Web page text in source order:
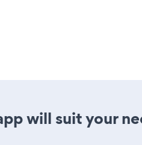
will suit your